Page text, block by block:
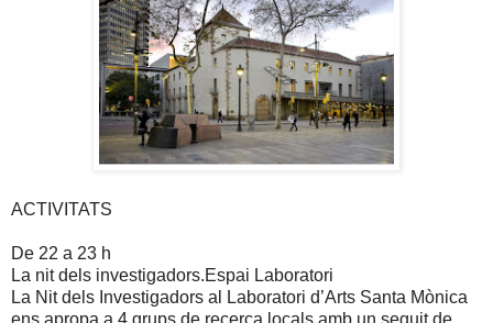
ACTIVITATS
De 22 a 23 h
La nit dels investigadors.Espai Laboratori
La Nit dels Investigadors al Laboratori d’Arts Santa Mònica